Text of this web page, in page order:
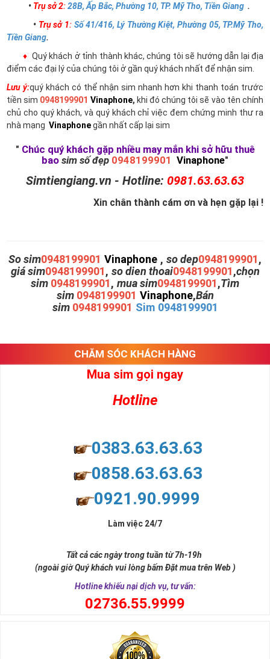
• Trụ sở 2:28B, Ấp Bắc, Phường 10, TP. Mỹ Tho, Tiền Giang .
• Trụ sở 1: Số 41/416, Lý Thường Kiệt, Phường 05, TP.Mỹ Tho,
Tiền Giang.
♦ Quý khách ở tỉnh thành khác, chúng tôi sẽ hướng dẫn lại địa
điểm các đại lý của chúng tôi ở gần quý khách nhất để nhận sim.
Lưu ý:quý khách có thể nhận sim nhanh hơn khi thanh toán trước
tiền sim 0948199901 Vinaphone, khi đó chúng tôi sẽ vào tên chính
chủ cho quý khách, và quý khách chỉ việc đem chứng minh thư ra
nhà mạng Vinaphonegần nhất cấp lại sim
" Chúc quý khách gặp nhiều may mắn khi sở hữu thuê
bao sim số đẹp 0948199901 Vinaphone"
Simtiengiang.vn - Hotline: 0981.63.63.63
Xin chân thành cám ơn và hẹn gặp lại !
So sim0948199901 Vinaphone , so dep0948199901,
giá sim0948199901, so dien thoai0948199901,chọn
sim 0948199901, mua sim0948199901,Tìm
sim 0948199901 Vinaphone,Bán
sim 0948199901 Sim 0948199901
CHĂM SÓC KHÁCH HÀNG
Mua sim gọi ngay
Hotline
0383.63.63.63
0858.63.63.63
0921.90.9999
Làm việc 24/7
Tất cả các ngày trong tuần từ 7h-19h
(ngoài giờ Quý khách vui lòng bấm Đặt mua trên Web )
Hotline khiếu nại dịch vụ, tư vấn:
02736.55.9999